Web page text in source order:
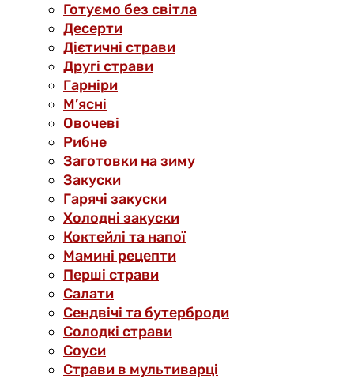
Готуємо без світла
Десерти
Дієтичні страви
Другі страви
Гарніри
М’ясні
Овочеві
Рибне
Заготовки на зиму
Закуски
Гарячі закуски
Холодні закуски
Коктейлі та напої
Мамині рецепти
Перші страви
Салати
Сендвічі та бутерброди
Солодкі страви
Соуси
Страви в мультиварці